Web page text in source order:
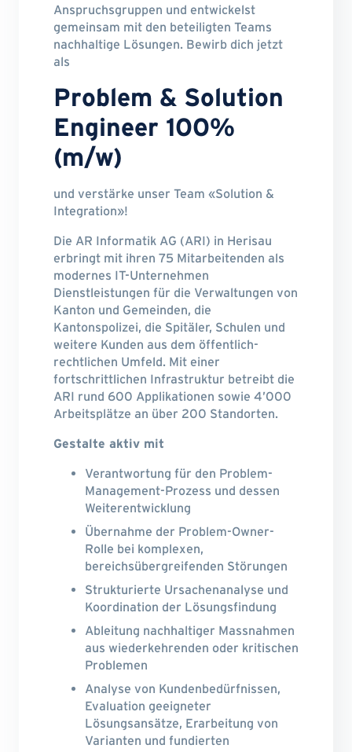
Anspruchsgruppen und entwickelst
gemeinsam mit den beteiligten Teams
nachhaltige Lösungen. Bewirb dich jetzt
als
Problem & Solution
Engineer 100%
(m/w)
und verstärke unser Team «Solution &
Integration»!
Die AR Informatik AG (ARI) in Herisau
erbringt mit ihren 75 Mitarbeitenden als
modernes IT-Unternehmen
Dienstleistungen für die Verwaltungen von
Kanton und Gemeinden, die
Kantonspolizei, die Spitäler, Schulen und
weitere Kunden aus dem öffentlich-
rechtlichen Umfeld. Mit einer
fortschrittlichen Infrastruktur betreibt die
ARI rund 600 Applikationen sowie 4’000
Arbeitsplätze an über 200 Standorten.
Gestalte aktiv mit
Verantwortung für den Problem-
Management-Prozess und dessen
Weiterentwicklung
Übernahme der Problem-Owner-
Rolle bei komplexen,
bereichsübergreifenden Störungen
Strukturierte Ursachenanalyse und
Koordination der Lösungsfindung
Ableitung nachhaltiger Massnahmen
aus wiederkehrenden oder kritischen
Problemen
Analyse von Kundenbedürfnissen,
Evaluation geeigneter
Lösungsansätze, Erarbeitung von
Varianten und fundierten